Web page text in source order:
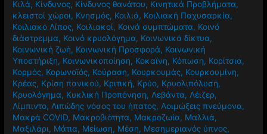
Κιλά, Κίνδυνος, Κίνδυνος θανάτου, Κινητικά Προβλήματα,
κλειστοί χώροι, Κνησμός, Κοιλιά, Κοιλιακή Παχυσαρκία,
Κοιλιακό Λίπος, Κοιλιακοί, Κοινά συμπτώματα, Κοινό
διάστρεμμα, Κοινό κρυολόγημα, Κοινωνικά δίκτυα,
Κοινωνική ζωή, Κοινωνική Προσφορά, Κοινωνική
Υποστήριξη, Κοινωνικοποίηση, Κοκαϊνη, Κόπωση, Κορίτσια,
Κορμός, Κορωνοϊός, Κούραση, Κουρκουμάς, Κουρκουμίνη,
Κρέας, Κρίση πανικού, Κριτική, Κρύο, Κρυολιπόλυση,
Κρυολόγημα, Κυκλική Προπόνηση, Λεβάντα, Λέιζερ,
Λίμπιντο, Λιπώδης νόσος του ήπατος, Λοιμώξεις πνεύμονα,
Μακρά COVID, Μακροβιότητα, Μακροζωία, Μαλλιά,
Μαξιλάρι, Μάτια, Μείωση, Μέση, Μεσημεριανός ύπνος,